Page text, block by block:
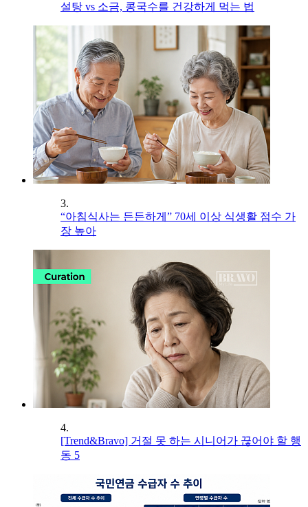
설탕 vs 소금, 콩국수를 건강하게 먹는 법
3.
“아침식사는 든든하게” 70세 이상 식생활 점수 가
장 높아
4.
[Trend&Bravo] 거절 못 하는 시니어가 끊어야 할 행
동 5